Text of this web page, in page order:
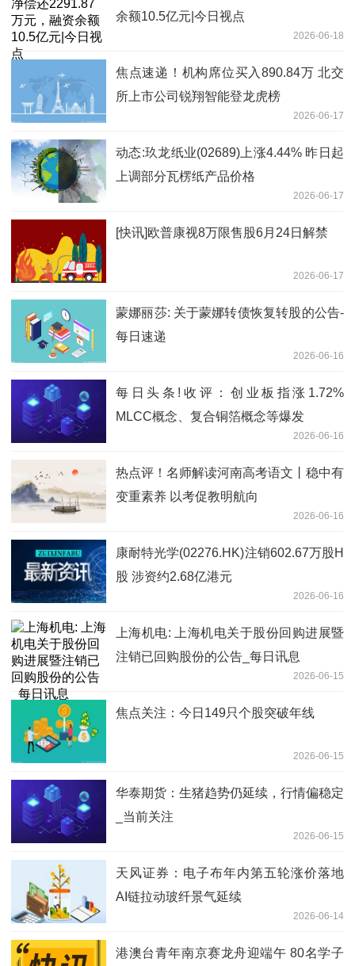
余额10.5亿元|今日视点
2026-06-18
焦点速递！机构席位买入890.84万 北交
所上市公司锐翔智能登龙虎榜
2026-06-17
动态:玖龙纸业(02689)上涨4.44% 昨日起
上调部分瓦楞纸产品价格
2026-06-17
[快讯]欧普康视8万限售股6月24日解禁
2026-06-17
蒙娜丽莎: 关于蒙娜转债恢复转股的公告-
每日速递
2026-06-16
每日头条!收评：创业板指涨1.72%
MLCC概念、复合铜箔概念等爆发
2026-06-16
热点评！名师解读河南高考语文丨稳中有
变重素养 以考促教明航向
2026-06-16
康耐特光学(02276.HK)注销602.67万股H
股 涉资约2.68亿港元
2026-06-16
上海机电: 上海机电关于股份回购进展暨
注销已回购股份的公告_每日讯息
2026-06-15
焦点关注：今日149只个股突破年线
2026-06-15
华泰期货：生猪趋势仍延续，行情偏稳定
_当前关注
2026-06-15
天风证券：电子布年内第五轮涨价落地
AI链拉动玻纤景气延续
2026-06-14
港澳台青年南京赛龙舟迎端午 80名学子